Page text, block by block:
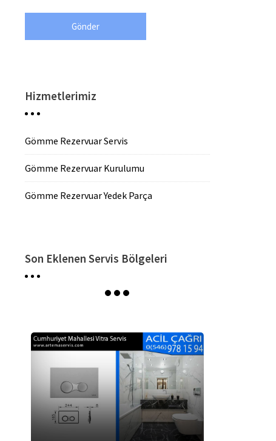
Hizmetlerimiz
Gömme Rezervuar Servis
Gömme Rezervuar Kurulumu
Gömme Rezervuar Yedek Parça
Son Eklenen Servis Bölgeleri